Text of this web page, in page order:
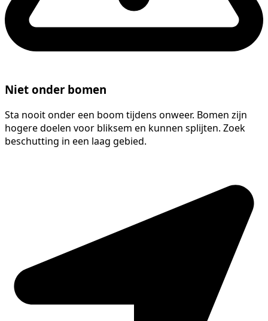
Niet onder bomen
Sta nooit onder een boom tijdens onweer. Bomen zijn
hogere doelen voor bliksem en kunnen splijten. Zoek
beschutting in een laag gebied.